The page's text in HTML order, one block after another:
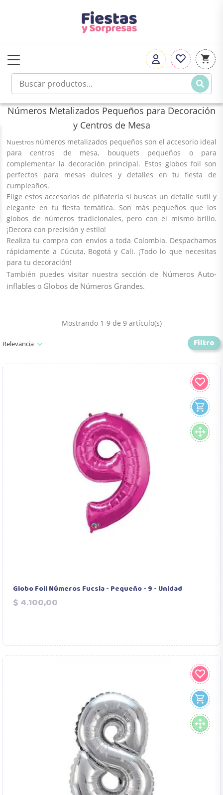
Números Metalizados Pequeños para Decoración
y Centros de Mesa
Nuestros números metalizados pequeños son el accesorio ideal
para centros de mesa, bouquets pequeños o para
complementar la decoración principal. Estos globos foil son
perfectos para mesas dulces y detalles en tufiesta de
cumpleaños.
Elige estos accesorios de piñatería si buscas un detalle sutil y
elegante en tufiesta temática. Son más pequeños que los
globos de números tradicionales, pero con el mismo brillo.
¡Decora con precisión y estilo!
Realiza tu compra con envíos a toda Colombia. Despachamos
rápidamente a Cúcuta, Bogotá y Cali. ¡Todo lo que necesitas
para tu decoración!
También puedes visitar nuestra sección de Números Auto-
inflables o Globos de Números Grandes.
Relevancia Filtro
Mostrando 1-9 de 9 artículo(s)
Globo Foil Números Fucsia - Pequeño - 9 - Unidad
$ 4.100,00